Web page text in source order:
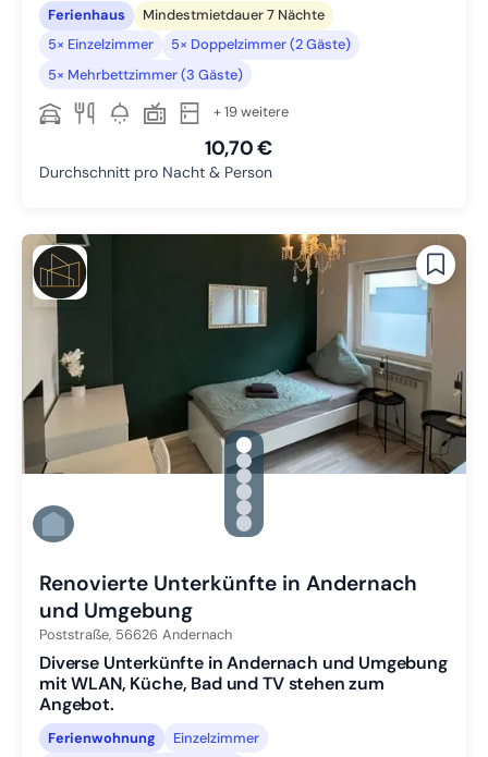
Ferienhaus
Mindestmietdauer 7 Nächte
5× Einzelzimmer
5× Doppelzimmer (2 Gäste)
5× Mehrbettzimmer (3 Gäste)
+ 19 weitere
10,70 €
Durchschnitt pro Nacht & Person
gallery.slide_selector
Zu Slide 1 wechseln
Zu Slide 2 wechseln
Zu Slide 3 wechseln
Zu Slide 4 wechseln
Zu Slide 5 wechseln
Zu Slide 6 wechseln
Renovierte Unterkünfte in Andernach
und Umgebung
Poststraße, 56626 Andernach
Diverse Unterkünfte in Andernach und Umgebung
mit WLAN, Küche, Bad und TV stehen zum
Angebot.
Ferienwohnung
Einzelzimmer